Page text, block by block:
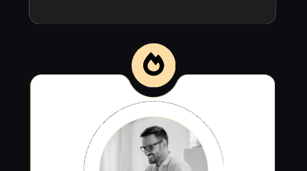
TALABALAR
Halol treydingni 0 dan o'rganib
moliyaviy erkinlikka chiqmoqchi
bo'lgan talabalar